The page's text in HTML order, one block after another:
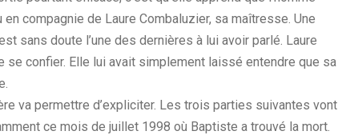
compagnie de Laure Combaluzier, sa maîtresse. Une
sans doute l’une des dernières à lui avoir parlé. Laure
se confier. Elle lui avait simplement laissé entendre que sa
va permettre d’expliciter. Les trois parties suivantes vont
ce mois de juillet 1998 où Baptiste a trouvé la mort.